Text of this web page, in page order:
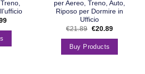
per Aereo, Treno, Auto,
Riposo per Dormire in
Ufficio
€21.89 €20.89
Buy Products